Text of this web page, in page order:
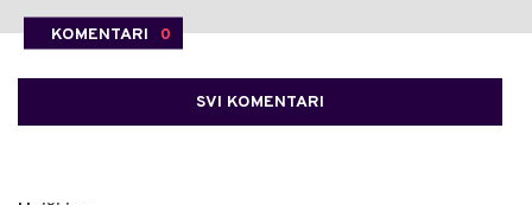
KOMENTARI 0
SVI KOMENTARI